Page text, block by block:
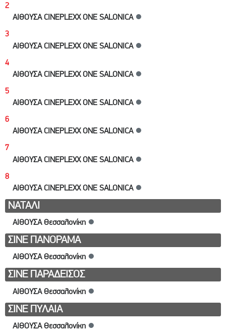
2
ΑΙΘΟΥΣΑ CINEPLEXX ONE SALONICA ●
3
ΑΙΘΟΥΣΑ CINEPLEXX ONE SALONICA ●
4
ΑΙΘΟΥΣΑ CINEPLEXX ONE SALONICA ●
5
ΑΙΘΟΥΣΑ CINEPLEXX ONE SALONICA ●
6
ΑΙΘΟΥΣΑ CINEPLEXX ONE SALONICA ●
7
ΑΙΘΟΥΣΑ CINEPLEXX ONE SALONICA ●
8
ΑΙΘΟΥΣΑ CINEPLEXX ONE SALONICA ●
ΝΑΤΑΛΙ
ΑΙΘΟΥΣΑ Θεσσαλονίκη ●
ΣΙΝΕ ΠΑΝΟΡΑΜΑ
ΑΙΘΟΥΣΑ Θεσσαλονίκη ●
ΣΙΝΕ ΠΑΡΑΔΕΙΣΟΣ
ΑΙΘΟΥΣΑ Θεσσαλονίκη ●
ΣΙΝΕ ΠΥΛΑΙΑ
ΑΙΘΟΥΣΑ Θεσσαλονίκη ●